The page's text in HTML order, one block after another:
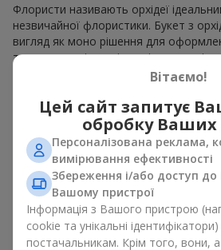
Флористи називають орхідеї
незвичайної флористики. Букет з
вигляд як моно рішення для
також як варіант міксу з іншими
виразність у будь-якому форматі.
мінімалістичному або сучасному
виглядає ефектно як у камерних, так
роботах, а її розкішні суцвіття
елементом композиції букет з
оформлення і сорту рослин різниться
Зважайте на це перш ніж замовити
Кому дарують
Вітаємо!
Цей сайт запитує
обробку
Персоналізована реклама,
вимірювання ефективності
Збереження і/або доступ до
Вашому пристрої
Інформація з Вашого пристрою
cookie та унікальні
постачальникам. Крім того, вони,